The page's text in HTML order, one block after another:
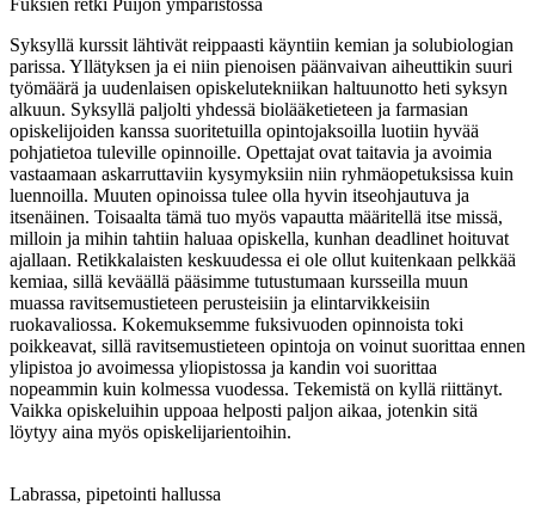
Syksyllä kurssit lähtivät reippaasti käyntiin kemian ja solubiologian
parissa. Yllätyksen ja ei niin pienoisen päänvaivan aiheuttikin suuri
työmäärä ja uudenlaisen opiskelutekniikan haltuunotto heti syksyn
alkuun. Syksyllä paljolti yhdessä biolääketieteen ja farmasian
opiskelijoiden kanssa suoritetuilla opintojaksoilla luotiin hyvää
pohjatietoa tuleville opinnoille. Opettajat ovat taitavia ja avoimia
vastaamaan askarruttaviin kysymyksiin niin ryhmäopetuksissa kuin
luennoilla. Muuten opinoissa tulee olla hyvin itseohjautuva ja
itsenäinen. Toisaalta tämä tuo myös vapautta määritellä itse missä,
milloin ja mihin tahtiin haluaa opiskella, kunhan deadlinet hoituvat
ajallaan. Retikkalaisten keskuudessa ei ole ollut kuitenkaan pelkkää
kemiaa, sillä keväällä pääsimme tutustumaan kursseilla muun
muassa ravitsemustieteen perusteisiin ja elintarvikkeisiin
ruokavaliossa. Kokemuksemme fuksivuoden opinnoista toki
poikkeavat, sillä ravitsemustieteen opintoja on voinut suorittaa ennen
ylipistoa jo avoimessa yliopistossa ja kandin voi suorittaa
nopeammin kuin kolmessa vuodessa. Tekemistä on kyllä riittänyt.
Vaikka opiskeluihin uppoaa helposti paljon aikaa, jotenkin sitä
löytyy aina myös opiskelijarientoihin.
Labrassa, pipetointi hallussa